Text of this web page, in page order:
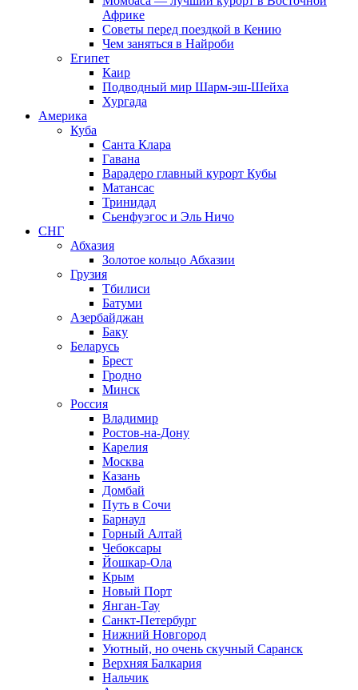
Африке
Советы перед поездкой в Кению
Чем заняться в Найроби
Египет
Каир
Подводный мир Шарм-эш-Шейха
Хургада
Америка
Куба
Санта Клара
Гавана
Варадеро главный курорт Кубы
Матансас
Тринидад
Сьенфуэгос и Эль Ничо
СНГ
Абхазия
Золотое кольцо Абхазии
Грузия
Тбилиси
Батуми
Азербайджан
Баку
Беларусь
Брест
Гродно
Минск
Россия
Владимир
Ростов-на-Дону
Карелия
Москва
Казань
Домбай
Путь в Сочи
Барнаул
Горный Алтай
Чебоксары
Йошкар-Ола
Крым
Новый Порт
Янган-Тау
Санкт-Петербург
Нижний Новгород
Уютный, но очень скучный Саранск
Верхняя Балкария
Нальчик